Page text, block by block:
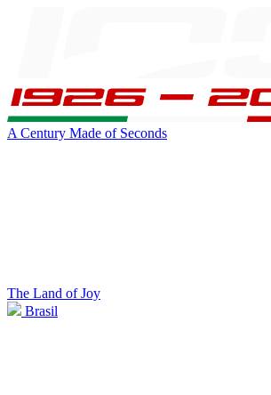
A Century Made of Seconds
The Land of Joy
Brasil